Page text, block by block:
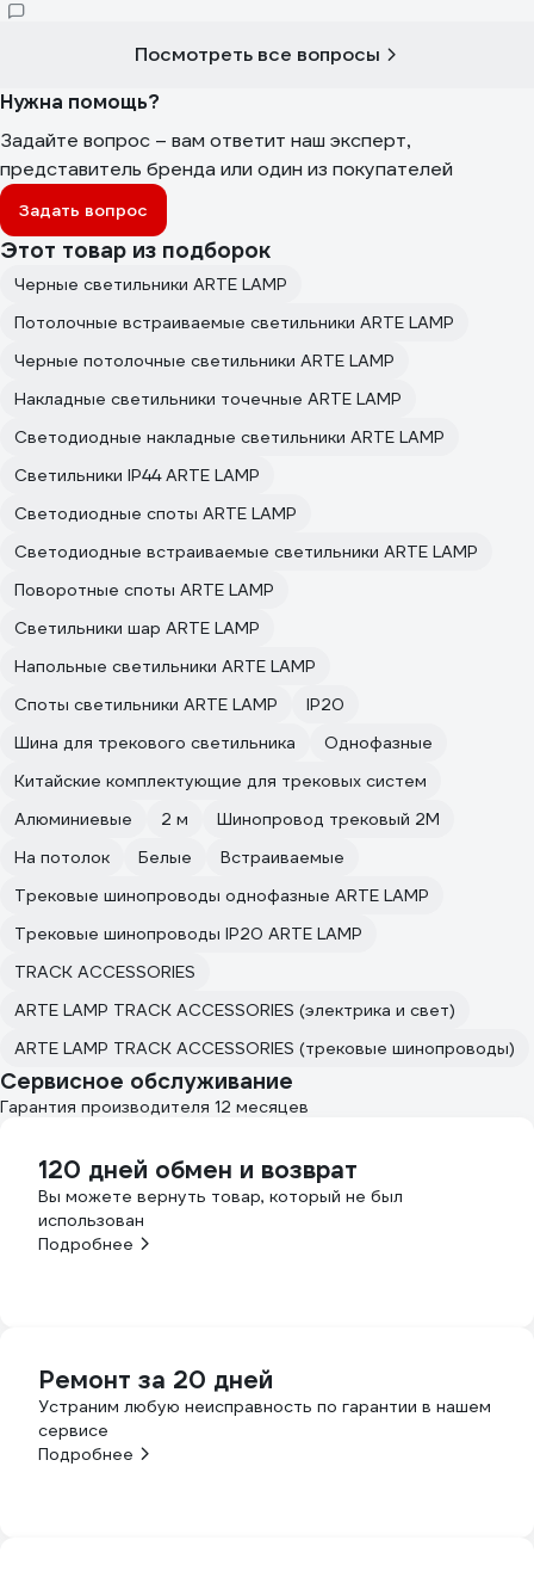
Посмотреть все вопросы
Нужна помощь?
Задайте вопрос – вам ответит наш эксперт,
представитель бренда или один из покупателей
Задать вопрос
Этот товар из подборок
Черные светильники ARTE LAMP
Потолочные встраиваемые светильники ARTE LAMP
Черные потолочные светильники ARTE LAMP
Накладные светильники точечные ARTE LAMP
Светодиодные накладные светильники ARTE LAMP
Светильники IP44 ARTE LAMP
Светодиодные споты ARTE LAMP
Светодиодные встраиваемые светильники ARTE LAMP
Поворотные споты ARTE LAMP
Светильники шар ARTE LAMP
Напольные светильники ARTE LAMP
Споты светильники ARTE LAMP
IP20
Шина для трекового светильника
Однофазные
Китайские комплектующие для трековых систем
Алюминиевые
2 м
Шинопровод трековый 2М
На потолок
Белые
Встраиваемые
Трековые шинопроводы однофазные ARTE LAMP
Трековые шинопроводы IP20 ARTE LAMP
TRACK ACCESSORIES
ARTE LAMP TRACK ACCESSORIES (электрика и свет)
ARTE LAMP TRACK ACCESSORIES (трековые шинопроводы)
Сервисное обслуживание
Гарантия производителя 12 месяцев
120 дней обмен и возврат
Вы можете вернуть товар, который не был
использован
Подробнее
Ремонт за 20 дней
Устраним любую неисправность по гарантии в нашем
сервисе
Подробнее